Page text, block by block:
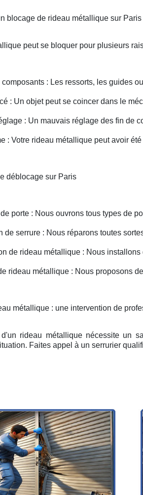
blocage de rideau métallique sur Paris
peut se bloquer pour plusieurs
: Les ressorts, les guides
: Un objet peut se coincer dans le
: Un mauvais réglage des fin de
: Votre rideau métallique peut avoir été
déblocage sur Paris
porte : Nous ouvrons tous types de
de serrure : Nous réparons toutes
de rideau métallique : Nous
rideau métallique : Nous proposons
métallique : une intervention de
rideau métallique nécessite un
Faites appel à un serrurier